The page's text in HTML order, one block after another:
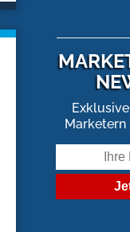
Marketern